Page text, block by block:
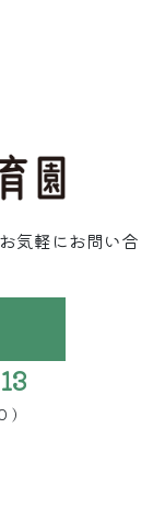
気軽にお問い合
)